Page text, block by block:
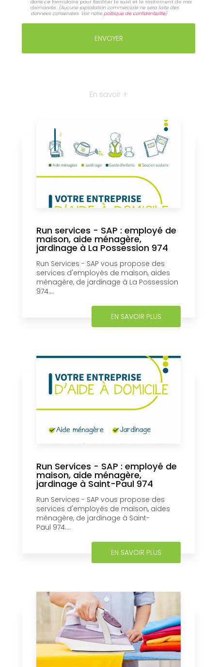
dans ce formulaire pour faciliter le suivi et le traitement de ma
demande. (Aucune exploitation commerciale ne sera faite des
données conservées. Voir notrepolitique de confidentialité)
En savoir +
Run services - SAP : employé de
maison, aide ménagère,
jardinage à La Possession 974
Run Services - SAP vous propose des
services d'employés de maison, aides
ménagère, de jardinage à La Possession
974....
EN SAVOIR PLUS
Run Services - SAP : employé de
maison, aide ménagère,
jardinage à Saint-Paul 974
Run Services - SAP vous propose des
services d'employés de maison, aides
ménagère, de jardinage à Saint-
Paul 974....
EN SAVOIR PLUS